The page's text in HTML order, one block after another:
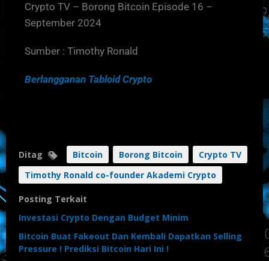
Crypto TV – Borong Bitcoin Episode 16 –
September 2024
Sumber : Timothy Ronald
Berlangganan Tabloid Crypto
Ditag Bitcoin Borong Bitcoin
Crypto TV
Timothy Ronald co-founder Akademi Crypto
Posting Terkait
Investasi Crypto Dengan Budget Minim
Bitcoin Buat Fakeout Dan Kembali Dapatkan Selling
Pressure ! Prediksi Bitcoin Hari Ini !